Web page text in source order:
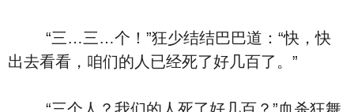
“三…三…个！”狂少结结巴巴道：“快，快
出去看看，咱们的人已经死了好几百了。”